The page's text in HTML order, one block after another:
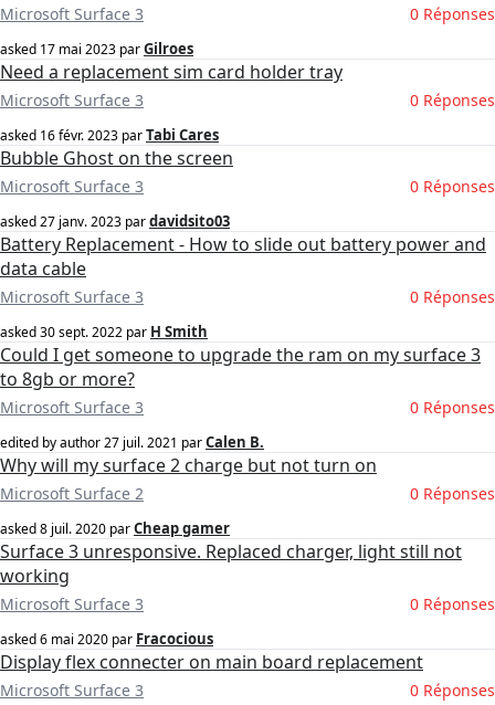
Microsoft Surface 3 0 Réponses
asked 17 mai 2023 parGilroes
Need a replacement sim card holder tray
Microsoft Surface 3 0 Réponses
asked 16 févr. 2023 parTabi Cares
Bubble Ghost on the screen
Microsoft Surface 3 0 Réponses
asked27 janv. 2023 pardavidsito03
Battery Replacement - How to slide out battery power and
data cable
Microsoft Surface 3 0 Réponses
asked30 sept. 2022 par H Smith
Could I get someone to upgrade the ram on my surface 3
to 8gb or more?
Microsoft Surface 3 0 Réponses
edited by author27 juil. 2021 parCalen B.
Why will my surface 2 charge but not turn on
Microsoft Surface 2 0 Réponses
asked8 juil. 2020 parCheap gamer
Surface 3 unresponsive. Replaced charger, light still not
working
Microsoft Surface 3 0 Réponses
asked6 mai 2020 par Fracocious
Display flex connecter on main board replacement
Microsoft Surface 3 0 Réponses